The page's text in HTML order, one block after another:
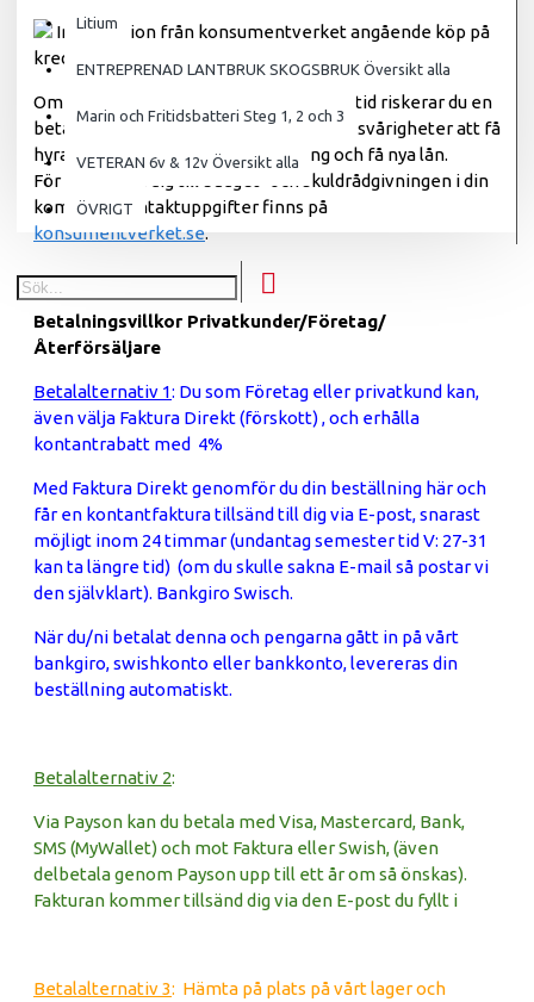
Litium
ENTREPRENAD LANTBRUK SKOGSBRUK Översikt alla
Marin och Fritidsbatteri Steg 1, 2 och 3
VETERAN 6v & 12v Översikt alla
ÖVRIGT
Information från konsumentverket angående köp på
kredit:
Om du inte kan betala tillbaka skulden i tid riskerar du en
betalningsanmärkning. Det kan leda till svårigheter att få
hyra en bostad, teckna abonnemang och få nya lån.
För stöd, vänd dig till budget- och skuldrådgivningen i din
kommun. Kontaktuppgifter finns på
konsumentverket.se.
Betalningsvillkor Privatkunder/Företag/
Återförsäljare
Betalalternativ 1: Du som Företag eller privatkund kan,
även välja Faktura Direkt (förskott) , och erhålla
kontantrabatt med 4%
Med Faktura Direkt genomför du din beställning här och
får en kontantfaktura tillsänd till dig via E-post, snarast
möjligt inom 24 timmar (undantag semester tid V: 27-31
kan ta längre tid) (om du skulle sakna E-mail så postar vi
den självklart). Bankgiro Swisch.
När du/ni betalat denna och pengarna gått in på vårt
bankgiro, swishkonto eller bankkonto, levereras din
beställning automatiskt.
Betalalternativ 2:
Via Payson kan du betala med Visa, Mastercard, Bank,
SMS (MyWallet) och mot Faktura eller Swish, (även
delbetala genom Payson upp till ett år om så önskas).
Fakturan kommer tillsänd dig via den E-post du fyllt i
Betalalternativ 3: Hämta på plats på vårt lager och